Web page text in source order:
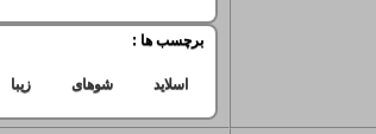
برچسب ها :
اسلاید شوهای زیبا